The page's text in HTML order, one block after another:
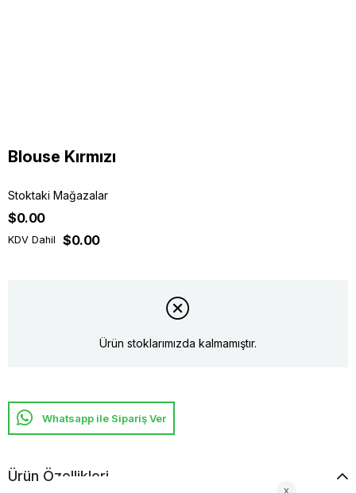
Blouse Kırmızı
Stoktaki Mağazalar
$0.00
KDV Dahil $0.00
Ürün stoklarımızda kalmamıştır.
Whatsapp ile Sipariş Ver
Ürün Özellikleri